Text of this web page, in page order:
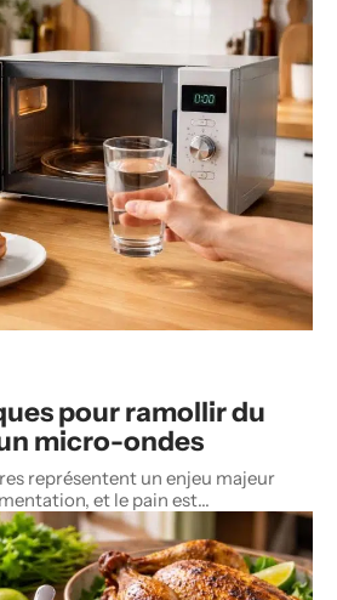
pour ramollir du
micro-ondes
représentent un enjeu majeur
et le pain est…